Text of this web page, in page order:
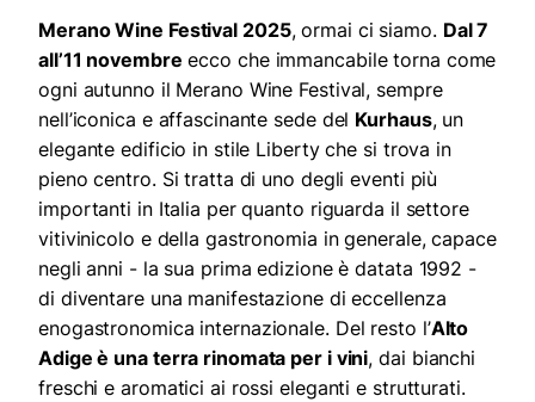
Merano Wine Festival 2025, ormai ci siamo. Dal 7
all’11 novembre ecco che immancabile torna come
ogni autunno il Merano Wine Festival, sempre
nell’iconica e affascinante sede del Kurhaus, un
elegante edificio in stile Liberty che si trova in
pieno centro. Si tratta di uno degli eventi più
importanti in Italia per quanto riguarda il settore
vitivinicolo e della gastronomia in generale, capace
negli anni - la sua prima edizione è datata 1992 -
di diventare una manifestazione di eccellenza
enogastronomica internazionale. Del resto l’Alto
Adige è una terra rinomata per i vini, dai bianchi
freschi e aromatici ai rossi eleganti e strutturati.